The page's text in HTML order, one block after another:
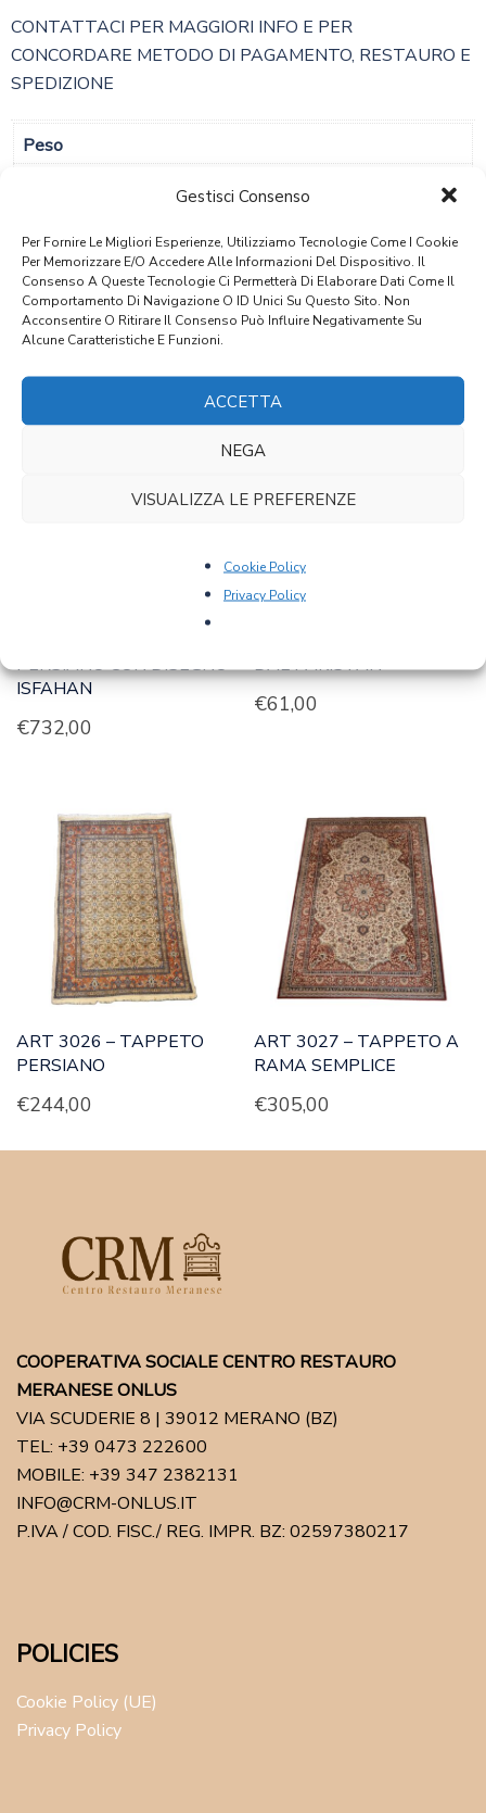
Gestisci Consenso
Per Fornire Le Migliori Esperienze, Utilizziamo Tecnologie Come I Cookie
Per Memorizzare E/o Accedere Alle Informazioni Del Dispositivo. Il
Consenso A Queste Tecnologie Ci Permetterà Di Elaborare Dati Come Il
Comportamento Di Navigazione O ID Unici Su Questo Sito. Non
Acconsentire O Ritirare Il Consenso Può Influire Negativamente Su
Alcune Caratteristiche E Funzioni.
ACCETTA
NEGA
VISUALIZZA LE PREFERENZE
Cookie Policy
Privacy Policy
CONTATTACI PER MAGGIORI INFO E PER
CONCORDARE METODO DI PAGAMENTO, RESTAURO E
SPEDIZIONE
Peso
210 × 160 × 1 Cm
PERSIANO CON DISEGNO
ISFAHAN
€732,00
DAL PAKISTAN
€61,00
ART 3026 – TAPPETO
PERSIANO
€244,00
ART 3027 – TAPPETO A
RAMA SEMPLICE
€305,00
COOPERATIVA SOCIALE CENTRO RESTAURO
MERANESE ONLUS
VIA SCUDERIE 8 | 39012 MERANO (BZ)
TEL: +39 0473 222600
MOBILE: +39 347 2382131
INFO@CRM-ONLUS.IT
P.IVA / COD. FISC./ REG. IMPR. BZ: 02597380217
POLICIES
Cookie Policy (UE)
Privacy Policy